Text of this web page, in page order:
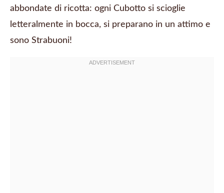
abbondate di ricotta: ogni Cubotto si scioglie
letteralmente in bocca, si preparano in un attimo e
sono Strabuoni!